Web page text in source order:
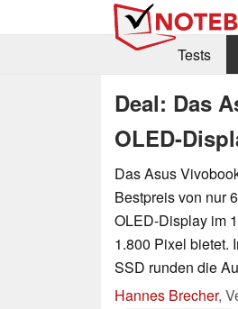
Tests
Deal: Das
OLED-
Das Asus
Bestpreis von nur
OLED-Display im
1.800 Pixel bietet.
SSD runden die
Hannes Brecher,